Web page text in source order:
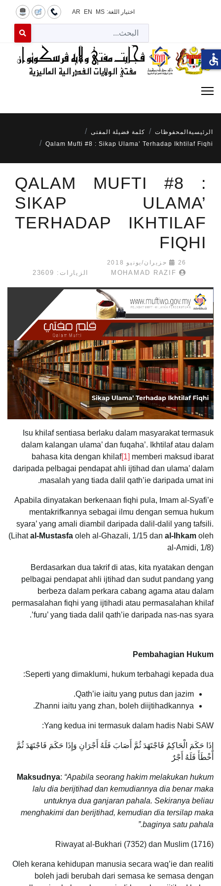
اختيار اللغة: MS
EN
AR
for results.
الرئيسية المحفوظات
كلمة فضيلة المفتى
Qalam Mufti #8 : Sikap Ulama’ Terhadap Ikhtilaf Fiqhi
QALAM MUFTI #8 :
SIKAP ULAMA’
TERHADAP IKHTILAF
FIQHI
26 حزيران/يونيو 2018
MOHAMAD RAZIF الزيارات: 23609
Isu khilaf sentiasa berlaku dalam masyarakat termasuk
dalam kalangan ulama’ dan fuqaha’. Ikhtilaf atau dalam
bahasa kita dengan khilaf[1] memberi maksud ibarat
daripada pelbagai pendapat ahli ijtihad dan ulama’ dalam
masalah yang tiada dalil qath’ie daripada umat ini.
Apabila dinyatakan berkenaan fiqhi pula, Imam al-Syafi’e
mentakrifkannya sebagai ilmu dengan semua hukum
syara’ yang amali diambil daripada dalil-dalil yang tafsili.
(Lihatal-Mustasfa oleh al-Ghazali, 1/15 dan al-Ihkam oleh
al-Amidi, 1/8)
Berdasarkan dua takrif di atas, kita nyatakan dengan
pelbagai pendapat ahli ijtihad dan sudut pandang yang
berbeza dalam perkara cabang agama atau dalam
permasalahan fiqhi yang ijtihadi atau permasalahan khilaf
furu’ yang tiada dalil qath’ie daripada nas-nas syara’.
Pembahagian Hukum
Seperti yang dimaklumi, hukum terbahagi kepada dua:
Qath’ie iaitu yang putus dan jazim.
Zhanni iaitu yang zhan, boleh diijtihadkannya.
Yang kedua ini termasuk dalam hadis Nabi SAW:
إِذَا حَكَمَ الْحَاكِمُ فَاجْتَهَدَ ثُمَّ أَصَابَ فَلَهُ أَجْرَانِ‏‏ وَإِذَا حَكَمَ فَاجْتَهَدَ ثُمَّ
أَخْطَأَ فَلَهُ أَجْرٌ
Maksudnya: “Apabila seorang hakim melakukan hukum
lalu dia berijtihad dan kemudiannya dia benar maka
untuknya dua ganjaran pahala. Sekiranya beliau
menghakimi dan berijtihad, kemudian dia tersilap maka
baginya satu pahala.”
Riwayat al-Bukhari (7352) dan Muslim (1716)
Oleh kerana kehidupan manusia secara waq’ie dan realiti
boleh jadi berubah dari semasa ke semasa dengan
accessible